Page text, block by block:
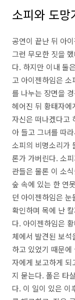
소피와 도망
공연이 끝난 뒤 아
그런 무모한 짓을
다. 하지만 이내 둘
고 아이젠하임은
를 나누는 장면을
헤어진 뒤 황태자
자신은 떠나겠다고
아 들고 그녀를 따
소피의 비명소리가
론가 가버린다. 소
관들은 물론 이 소
숲 속에 있는 한 연
던 아이젠하임은
확인하며 목에 난
다. 아이젠하임은
체에서 발견된 보
하고 있었기 때문
자에게 보고하게 되
지 묻는다. 폴은 타
다. 이 일이 있은 이